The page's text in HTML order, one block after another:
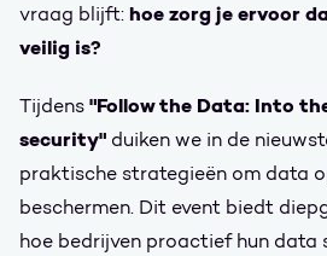
vraag blijft: hoe zorg je ervoor
veilig is?
Tijdens "Follow the Data: Into
security" duiken we in de
praktische strategieën om data
beschermen. Dit event biedt
hoe bedrijven proactief hun data